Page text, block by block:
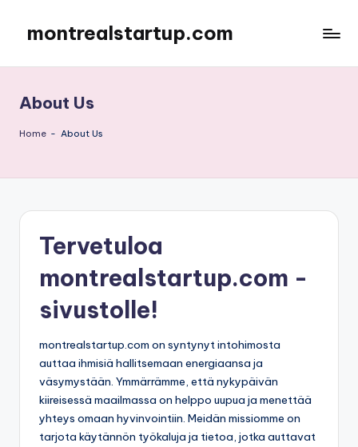
content
montrealstartup.com
About Us
Home - About Us
Tervetuloa
montrealstartup.com -
sivustolle!
montrealstartup.com on syntynyt intohimosta
auttaa ihmisiä hallitsemaan energiaansa ja
väsymystään. Ymmärrämme, että nykypäivän
kiireisessä maailmassa on helppo uupua ja menettää
yhteys omaan hyvinvointiin. Meidän missiomme on
tarjota käytännön työkaluja ja tietoa, jotka auttavat